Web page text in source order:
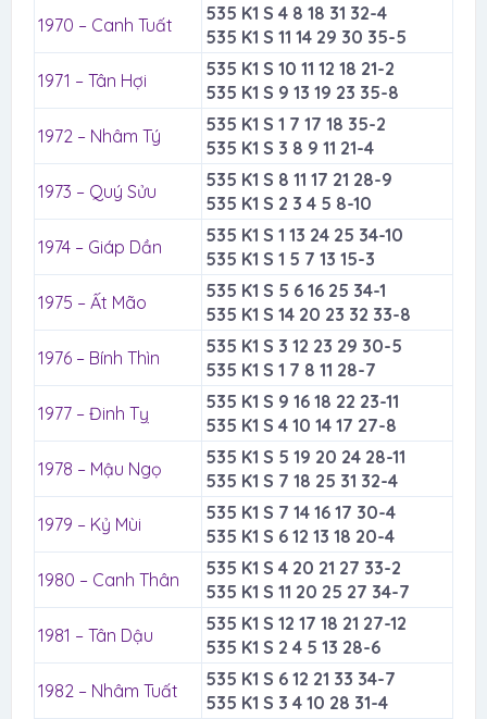
1970 – Canh Tuất
535 K1 S 4 8 18 31 32-4
535 K1 S 11 14 29 30 35-5
1971 – Tân Hợi
535 K1 S 10 11 12 18 21-2
535 K1 S 9 13 19 23 35-8
1972 – Nhâm Tý
535 K1 S 1 7 17 18 35-2
535 K1 S 3 8 9 11 21-4
1973 – Quý Sửu
535 K1 S 8 11 17 21 28-9
535 K1 S 2 3 4 5 8-10
1974 – Giáp Dần
535 K1 S 1 13 24 25 34-10
535 K1 S 1 5 7 13 15-3
1975 – Ất Mão
535 K1 S 5 6 16 25 34-1
535 K1 S 14 20 23 32 33-8
1976 – Bính Thìn
535 K1 S 3 12 23 29 30-5
535 K1 S 1 7 8 11 28-7
1977 – Đinh Tỵ
535 K1 S 9 16 18 22 23-11
535 K1 S 4 10 14 17 27-8
1978 – Mậu Ngọ
535 K1 S 5 19 20 24 28-11
535 K1 S 7 18 25 31 32-4
1979 – Kỷ Mùi
535 K1 S 7 14 16 17 30-4
535 K1 S 6 12 13 18 20-4
1980 – Canh Thân
535 K1 S 4 20 21 27 33-2
535 K1 S 11 20 25 27 34-7
1981 – Tân Dậu
535 K1 S 12 17 18 21 27-12
535 K1 S 2 4 5 13 28-6
1982 – Nhâm Tuất
535 K1 S 6 12 21 33 34-7
535 K1 S 3 4 10 28 31-4